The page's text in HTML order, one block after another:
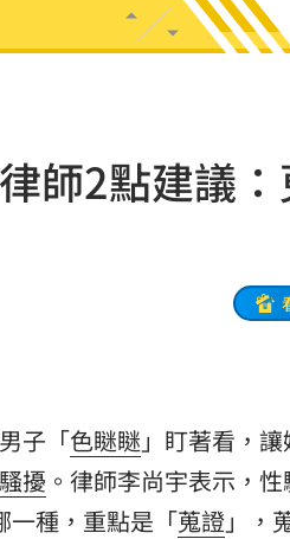
師2點建議：
子「色瞇瞇 」盯著看，
擾 。律師李尚宇表示，
一種，重點是「蒐證」，